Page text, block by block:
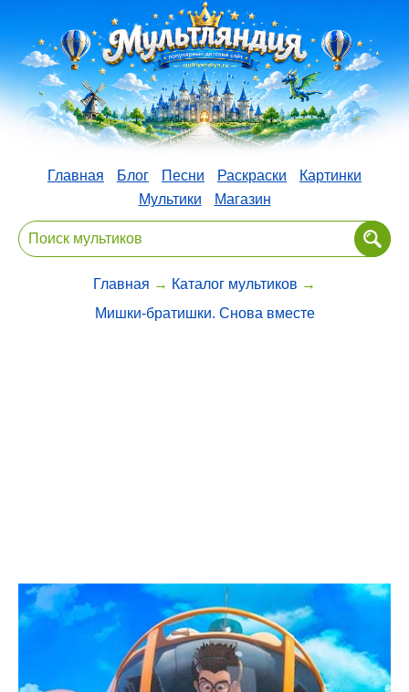
Главная Блог Песни Раскраски
Картинки
Мультики
Магазин
Главная → Каталог мультиков →
Мишки-братишки. Снова вместе